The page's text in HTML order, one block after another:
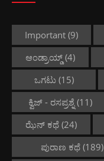
Important (9)
ಆಂಡ್ರಾಯ್ಡ್(4)
ಒಗಟು(15)
ಕ್ವಿಜ್ - ರಸಪ್ರಶ್ನೆ (11)
ಝೆನ್ ಕಥೆ(24)
ಪುರಾಣ ಕಥೆ (189)